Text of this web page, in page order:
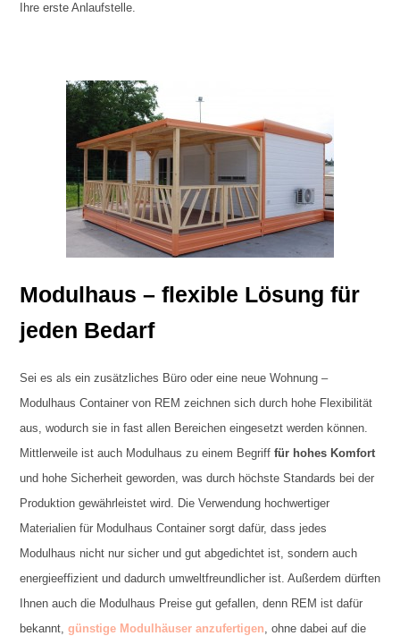
Ihre erste Anlaufstelle.
Modulhaus – flexible Lösung für
jeden Bedarf
Sei es als ein zusätzliches Büro oder eine neue Wohnung –
Modulhaus Container von REM zeichnen sich durch hohe Flexibilität
aus, wodurch sie in fast allen Bereichen eingesetzt werden können.
Mittlerweile ist auch Modulhaus zu einem Begriff für hohes Komfort
und hohe Sicherheit geworden, was durch höchste Standards bei der
Produktion gewährleistet wird. Die Verwendung hochwertiger
Materialien für Modulhaus Container sorgt dafür, dass jedes
Modulhaus nicht nur sicher und gut abgedichtet ist, sondern auch
energieeffizient und dadurch umweltfreundlicher ist. Außerdem dürften
Ihnen auch die Modulhaus Preise gut gefallen, denn REM ist dafür
bekannt, günstige Modulhäuser anzufertigen , ohne dabei auf die